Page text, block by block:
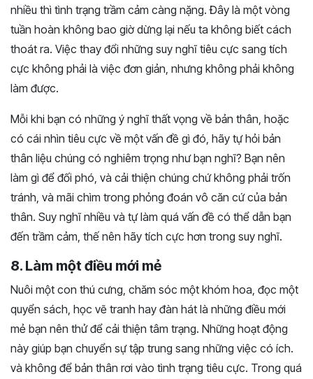
nhiều thì tình trạng trầm cảm càng nặng. Đây là một vòng
tuần hoàn không bao giờ dừng lại nếu ta không biết cách
thoát ra. Việc thay đổi những suy nghĩ tiêu cực sang tích
cực không phải là việc đơn giản, nhưng không phải không
làm được.
Mỗi khi bạn có những ý nghĩ thất vọng về bản thân, hoặc
có cái nhìn tiêu cực về một vấn đề gì đó, hãy tự hỏi bản
thân liệu chúng có nghiêm trọng như bạn nghĩ? Bạn nên
làm gì để đối phó, và cải thiện chúng chứ không phải trốn
tránh, và mãi chìm trong phỏng đoán vô căn cứ của bản
thân. Suy nghĩ nhiều và tự làm quá vấn đề có thể dẫn bạn
đến trầm cảm, thế nên hãy tích cực hơn trong suy nghĩ.
8. Làm một điều mới mẻ
Nuôi một con thú cưng, chăm sóc một khóm hoa, đọc một
quyển sách, học vẽ tranh hay đàn hát là những điều mới
mẻ bạn nên thử để cải thiện tâm trạng. Những hoạt động
này giúp bạn chuyển sự tập trung sang những việc có ích.
và không để bản thân rơi vào tình trạng tiêu cực. Trong quá